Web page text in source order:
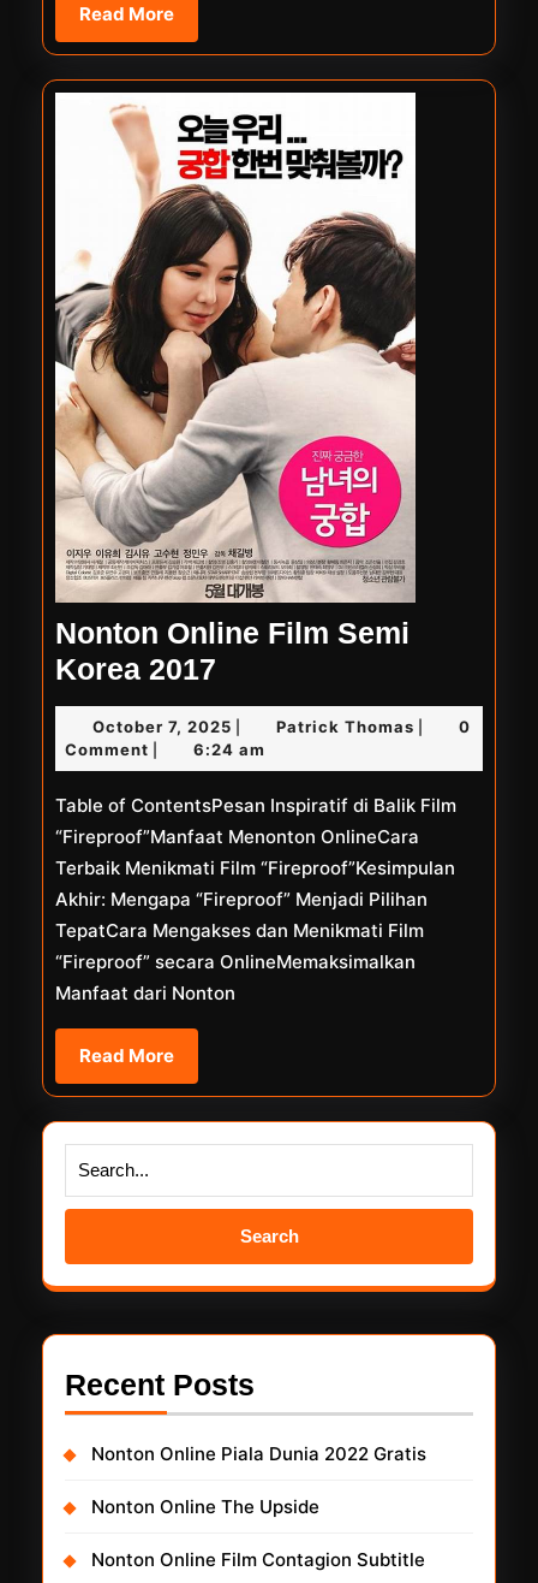
Read MoreRead
More
Nonton Online Film Semi
Korea 2017
Online
Film
Semi
Korea
2017
October 7, 2025 October
7,
2025
Patrick ThomasPatrick
0
Comment
6:24 am
Table of ContentsPesan Inspiratif di Balik Film
“Fireproof”Manfaat Menonton OnlineCara
Terbaik Menikmati Film “Fireproof”Kesimpulan
Akhir: Mengapa “Fireproof” Menjadi Pilihan
TepatCara Mengakses dan Menikmati Film
“Fireproof” secara OnlineMemaksimalkan
Manfaat dari Nonton
Read MoreRead
More
Search
Recent Posts
Nonton Online Piala Dunia 2022 Gratis
Nonton Online The Upside
Nonton Online Film Contagion Subtitle